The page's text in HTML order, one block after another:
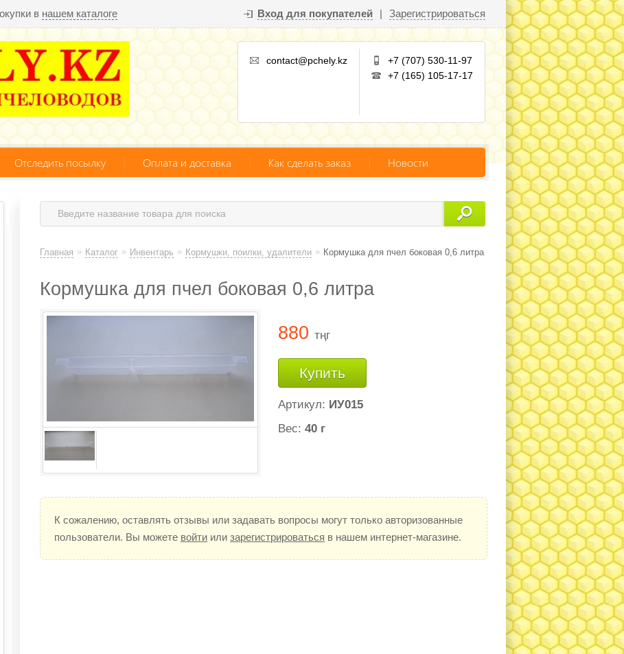
в нашем каталоге Вход для покупателей | Зарегистрироваться
contact@pchely.kz
+7 (707) 530-11-97
+7 (165) 105-17-17
Отследить посылку Оплата и доставка Как сделать заказ Новости
Главная » Каталог » Инвентарь » Кормушки, поилки, удалители » Кормушка для пчел боковая 0,6 литра
Кормушка для пчел боковая 0,6 литра
880 тңг
Купить
Артикул: ИУ015
Вес: 40 г
К сожалению, оставлять отзывы или задавать вопросы могут только авторизованные
пользователи. Вы можете войти или зарегистрироваться в нашем интернет-магазине.